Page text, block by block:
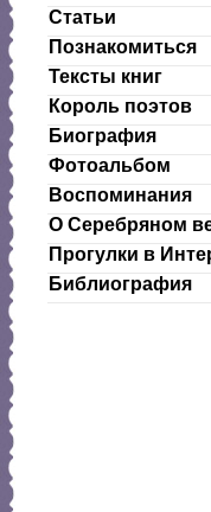
Статьи
Познакомиться
Тексты книг
Король поэтов
Биография
Фотоальбом
Воспоминания
О Серебряном
Прогулки в
Библиография